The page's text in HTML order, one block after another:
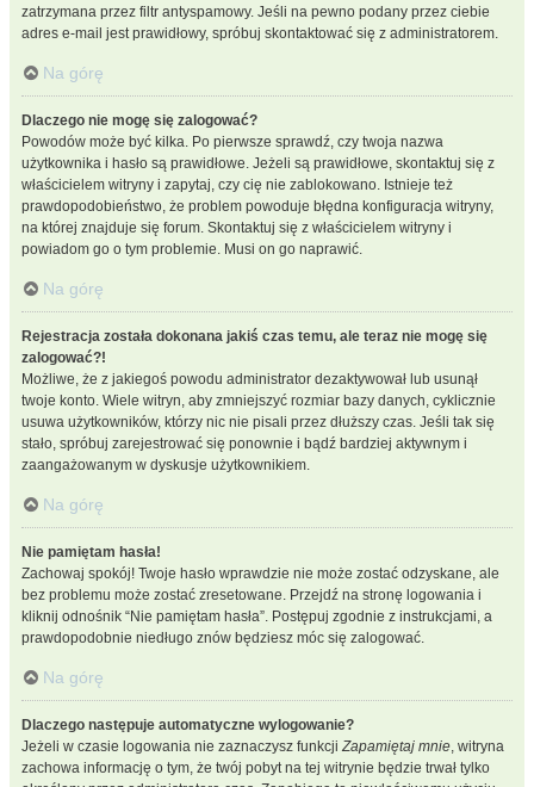
zatrzymana przez filtr antyspamowy. Jeśli na pewno podany przez ciebie
adres e-mail jest prawidłowy, spróbuj skontaktować się z administratorem.
Na górę
Dlaczego nie mogę się zalogować?
Powodów może być kilka. Po pierwsze sprawdź, czy twoja nazwa
użytkownika i hasło są prawidłowe. Jeżeli są prawidłowe, skontaktuj się z
właścicielem witryny i zapytaj, czy cię nie zablokowano. Istnieje też
prawdopodobieństwo, że problem powoduje błędna konfiguracja witryny,
na której znajduje się forum. Skontaktuj się z właścicielem witryny i
powiadom go o tym problemie. Musi on go naprawić.
Na górę
Rejestracja została dokonana jakiś czas temu, ale teraz nie mogę się
zalogować?!
Możliwe, że z jakiegoś powodu administrator dezaktywował lub usunął
twoje konto. Wiele witryn, aby zmniejszyć rozmiar bazy danych, cyklicznie
usuwa użytkowników, którzy nic nie pisali przez dłuższy czas. Jeśli tak się
stało, spróbuj zarejestrować się ponownie i bądź bardziej aktywnym i
zaangażowanym w dyskusje użytkownikiem.
Na górę
Nie pamiętam hasła!
Zachowaj spokój! Twoje hasło wprawdzie nie może zostać odzyskane, ale
bez problemu może zostać zresetowane. Przejdź na stronę logowania i
kliknij odnośnik “Nie pamiętam hasła”. Postępuj zgodnie z instrukcjami, a
prawdopodobnie niedługo znów będziesz móc się zalogować.
Na górę
Dlaczego następuje automatyczne wylogowanie?
Jeżeli w czasie logowania nie zaznaczysz funkcjiZapamiętaj mnie, witryna
zachowa informację o tym, że twój pobyt na tej witrynie będzie trwał tylko